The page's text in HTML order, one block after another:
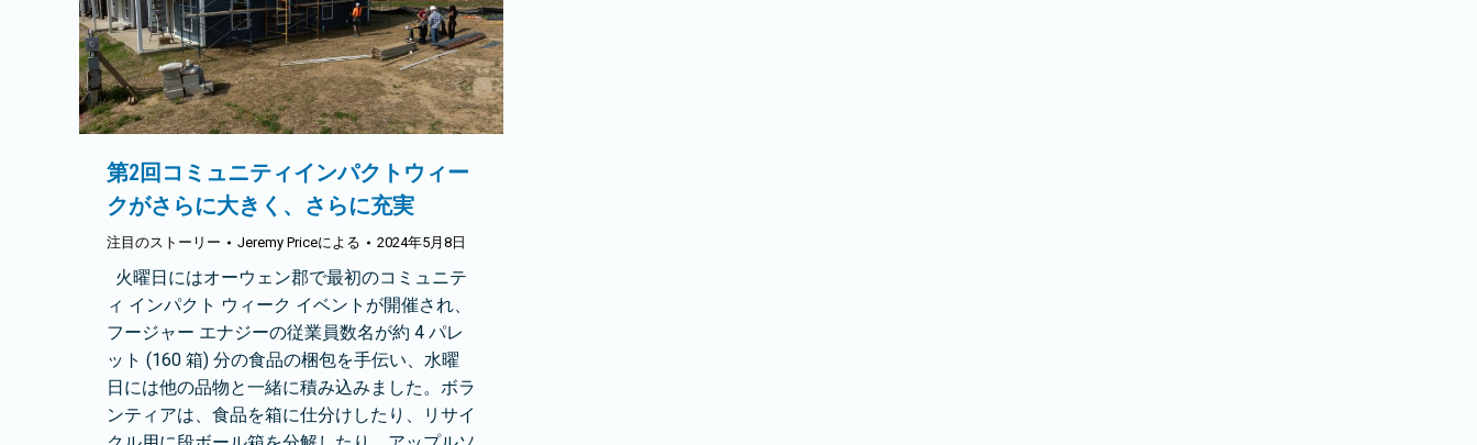
第2回コミュニティインパクトウィー
クがさらに大きく、さらに充実
注目のストーリー Jeremy Priceによる 2024年5月8日
火曜日にはオーウェン郡で最初のコミュニテ
ィ インパクト ウィーク イベントが開催され、
フージャー エナジーの従業員数名が約 4 パレ
ット (160 箱) 分の食品の梱包を手伝い、水曜
日には他の品物と一緒に積み込みました。ボラ
ンティアは、食品を箱に仕分けしたり、リサイ